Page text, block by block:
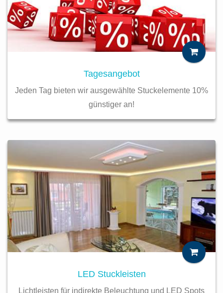
Tagesangebot
Jeden Tag bieten wir ausgewählte Stuckelemente 10%
günstiger an!
LED Stuckleisten
Lichtleisten für indirekte Beleuchtung und LED Spots